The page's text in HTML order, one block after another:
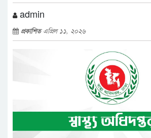
admin
প্রকাশিতএপ্রিল ১১, ২০২৬